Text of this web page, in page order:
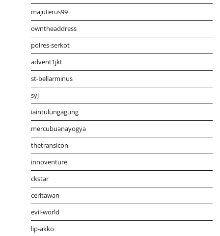
majuterus99
owntheaddress
polres-serkot
advent1jkt
st-bellarminus
syj
iaintulungagung
mercubuanayogya
thetransicon
innoventure
ckstar
ceritawan
evil-world
lip-akko